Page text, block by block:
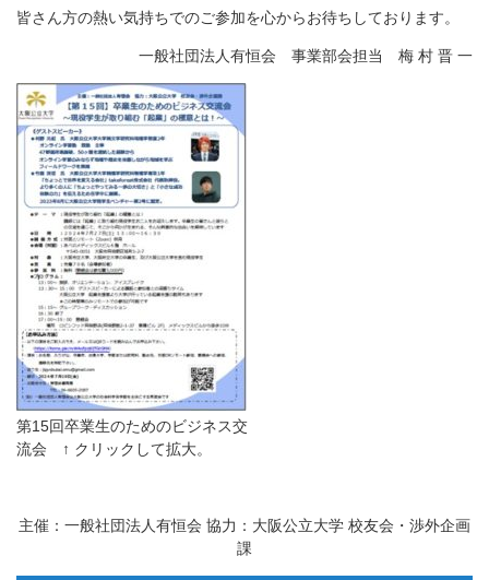
皆さん方の熱い気持ちでのご参加を心からお待ちしております。
一般社団法人有恒会 事業部会担当 梅 村 晋 一
第15回卒業生のためのビジネス交
流会 ↑ クリックして拡大。
主催：一般社団法人有恒会 協力：大阪公立大学 校友会・渉外企画
課